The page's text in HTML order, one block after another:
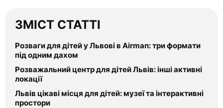
ЗМІСТ СТАТТІ
Розваги для дітей у Львові в Airman: три формати
під одним дахом
Розважальний центр для дітей Львів: інші активні
локації
Львів цікаві місця для дітей: музеї та інтерактивні
простори